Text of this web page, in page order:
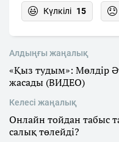
Күлкілі 15
Алдыңғы жаңалық
«Қыз тудым»: Мөлдір
жасады (ВИДЕО)
Келесі жаңалық
Онлайн тойдан табыс
салық төлейді?